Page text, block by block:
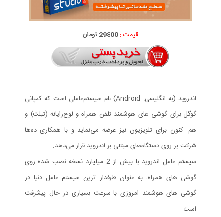
قیمت :29800 تومان
اندروید (به انگلیسی: Android) نام سیستم‌عاملی است که کمپانی
گوگل برای گوشی های هوشمند تلفن همراه و لوح‌رایانه (تبلت) و
هم اکنون برای تلویزیون نیز عرضه می‌نماید و با همکاری ده‌ها
شرکت بر روی دستگاه‌های مبتنی بر اندروید قرار می‌دهد.
سیستم عامل اندروید با بیش از 2 میلیارد نسخه نصب شده روی
گوشی های همراه، به عنوان طرفدار ترین سیستم عامل دنیا در
گوشی های هوشمند امروزی با سرعت بسیاری در حال پیشرفت
است.